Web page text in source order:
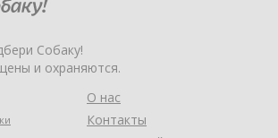
Собаку!
и охраняются.
О нас
Контакты